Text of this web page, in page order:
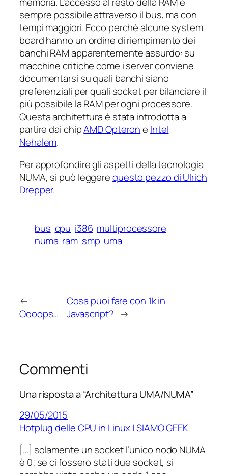
sempre possibile attraverso il bus, ma con
tempi maggiori. Ecco perché alcune system
boardhanno un ordine di riempimento dei
banchi RAM apparentemente assurdo: su
macchine critiche come i server conviene
documentarsi su quali banchi siano
preferenziali per quali socket per bilanciare il
più possibile la RAM per ogni processore.
Questa architettura è stata introdotta a
partire dai chipAMD Opterone Intel
Nehalem.
Per approfondire gli aspetti della tecnologia
NUMA, si può leggerequesto pezzo di Ulrich
Drepper.
bus cpu i386 multiprocessore
numa ram smp uma
←
Oooops…
Cosa puoi fare con 1k in
Javascript? →
Commenti
Una risposta a “Architettura UMA/NUMA”
29/05/2015
Hotplug delle CPU in Linux | SIAMO GEEK
[…] solamente un socket l’unico nodo NUMA
è 0; se ci fossero stati due socket, si